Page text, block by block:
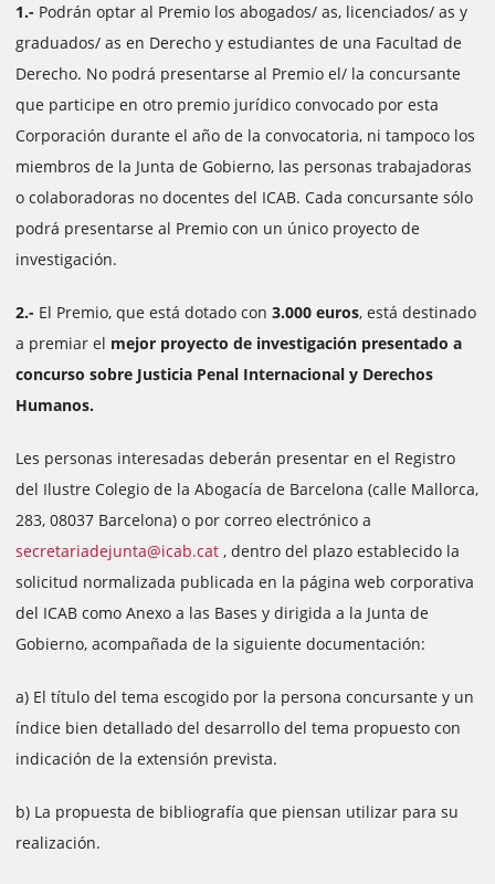
1.- Podrán optar al Premio los abogados/ as, licenciados/ as y
graduados/ as en Derecho y estudiantes de una Facultad de
Derecho. No podrá presentarse al Premio el/ la concursante
que participe en otro premio jurídico convocado por esta
Corporación durante el año de la convocatoria, ni tampoco los
miembros de la Junta de Gobierno, las personas trabajadoras
o colaboradoras no docentes del ICAB. Cada concursante sólo
podrá presentarse al Premio con un único proyecto de
investigación.
2.- El Premio, que está dotado con 3.000 euros, está destinado
a premiar el mejor proyecto de investigación presentado a
concurso sobre Justicia Penal Internacional y Derechos
Humanos.
Les personas interesadas deberán presentar en el Registro
del Ilustre Colegio de la Abogacía de Barcelona (calle Mallorca,
283, 08037 Barcelona) o por correo electrónico a
secretariadejunta@icab.cat , dentro del plazo establecido la
solicitud normalizada publicada en la página web corporativa
del ICAB como Anexo a las Bases y dirigida a la Junta de
Gobierno, acompañada de la siguiente documentación:
a) El título del tema escogido por la persona concursante y un
índice bien detallado del desarrollo del tema propuesto con
indicación de la extensión prevista.
b) La propuesta de bibliografía que piensan utilizar para su
realización.